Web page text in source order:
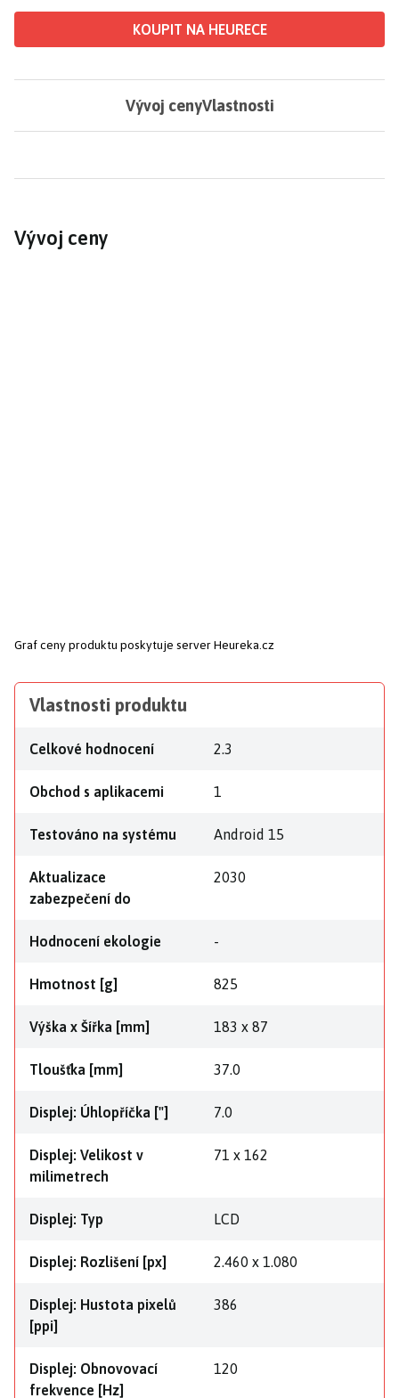
KOUPIT NA HEURECE
Vývoj cenyVlastnosti
Vývoj ceny
Graf ceny produktu poskytuje server Heureka.cz
Vlastnosti produktu
Celkové hodnocení 2.3
Obchod s aplikacemi 1
Testováno na systému Android 15
Aktualizace
zabezpečení do
2030
Hodnocení ekologie -
Hmotnost [g] 825
Výška x Šířka [mm] 183 x 87
Tloušťka [mm] 37.0
Displej: Úhlopříčka ["] 7.0
Displej: Velikost v
milimetrech
71 x 162
Displej: Typ LCD
Displej: Rozlišení [px] 2.460 x 1.080
Displej: Hustota pixelů
[ppi]
386
Displej: Obnovovací
frekvence [Hz]
120